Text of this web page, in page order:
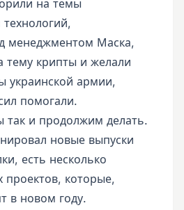
на темы
технологий,
менеджментом Маска,
тему крипты и желали
украинской армии,
помогали.
и продолжим делать.
новые выпуски
есть несколько
проектов, которые,
в новом году.